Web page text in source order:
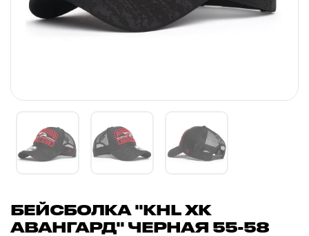
БЕЙСБОЛКА "KHL ХК
АВАНГАРД" ЧЕРНАЯ 55-58